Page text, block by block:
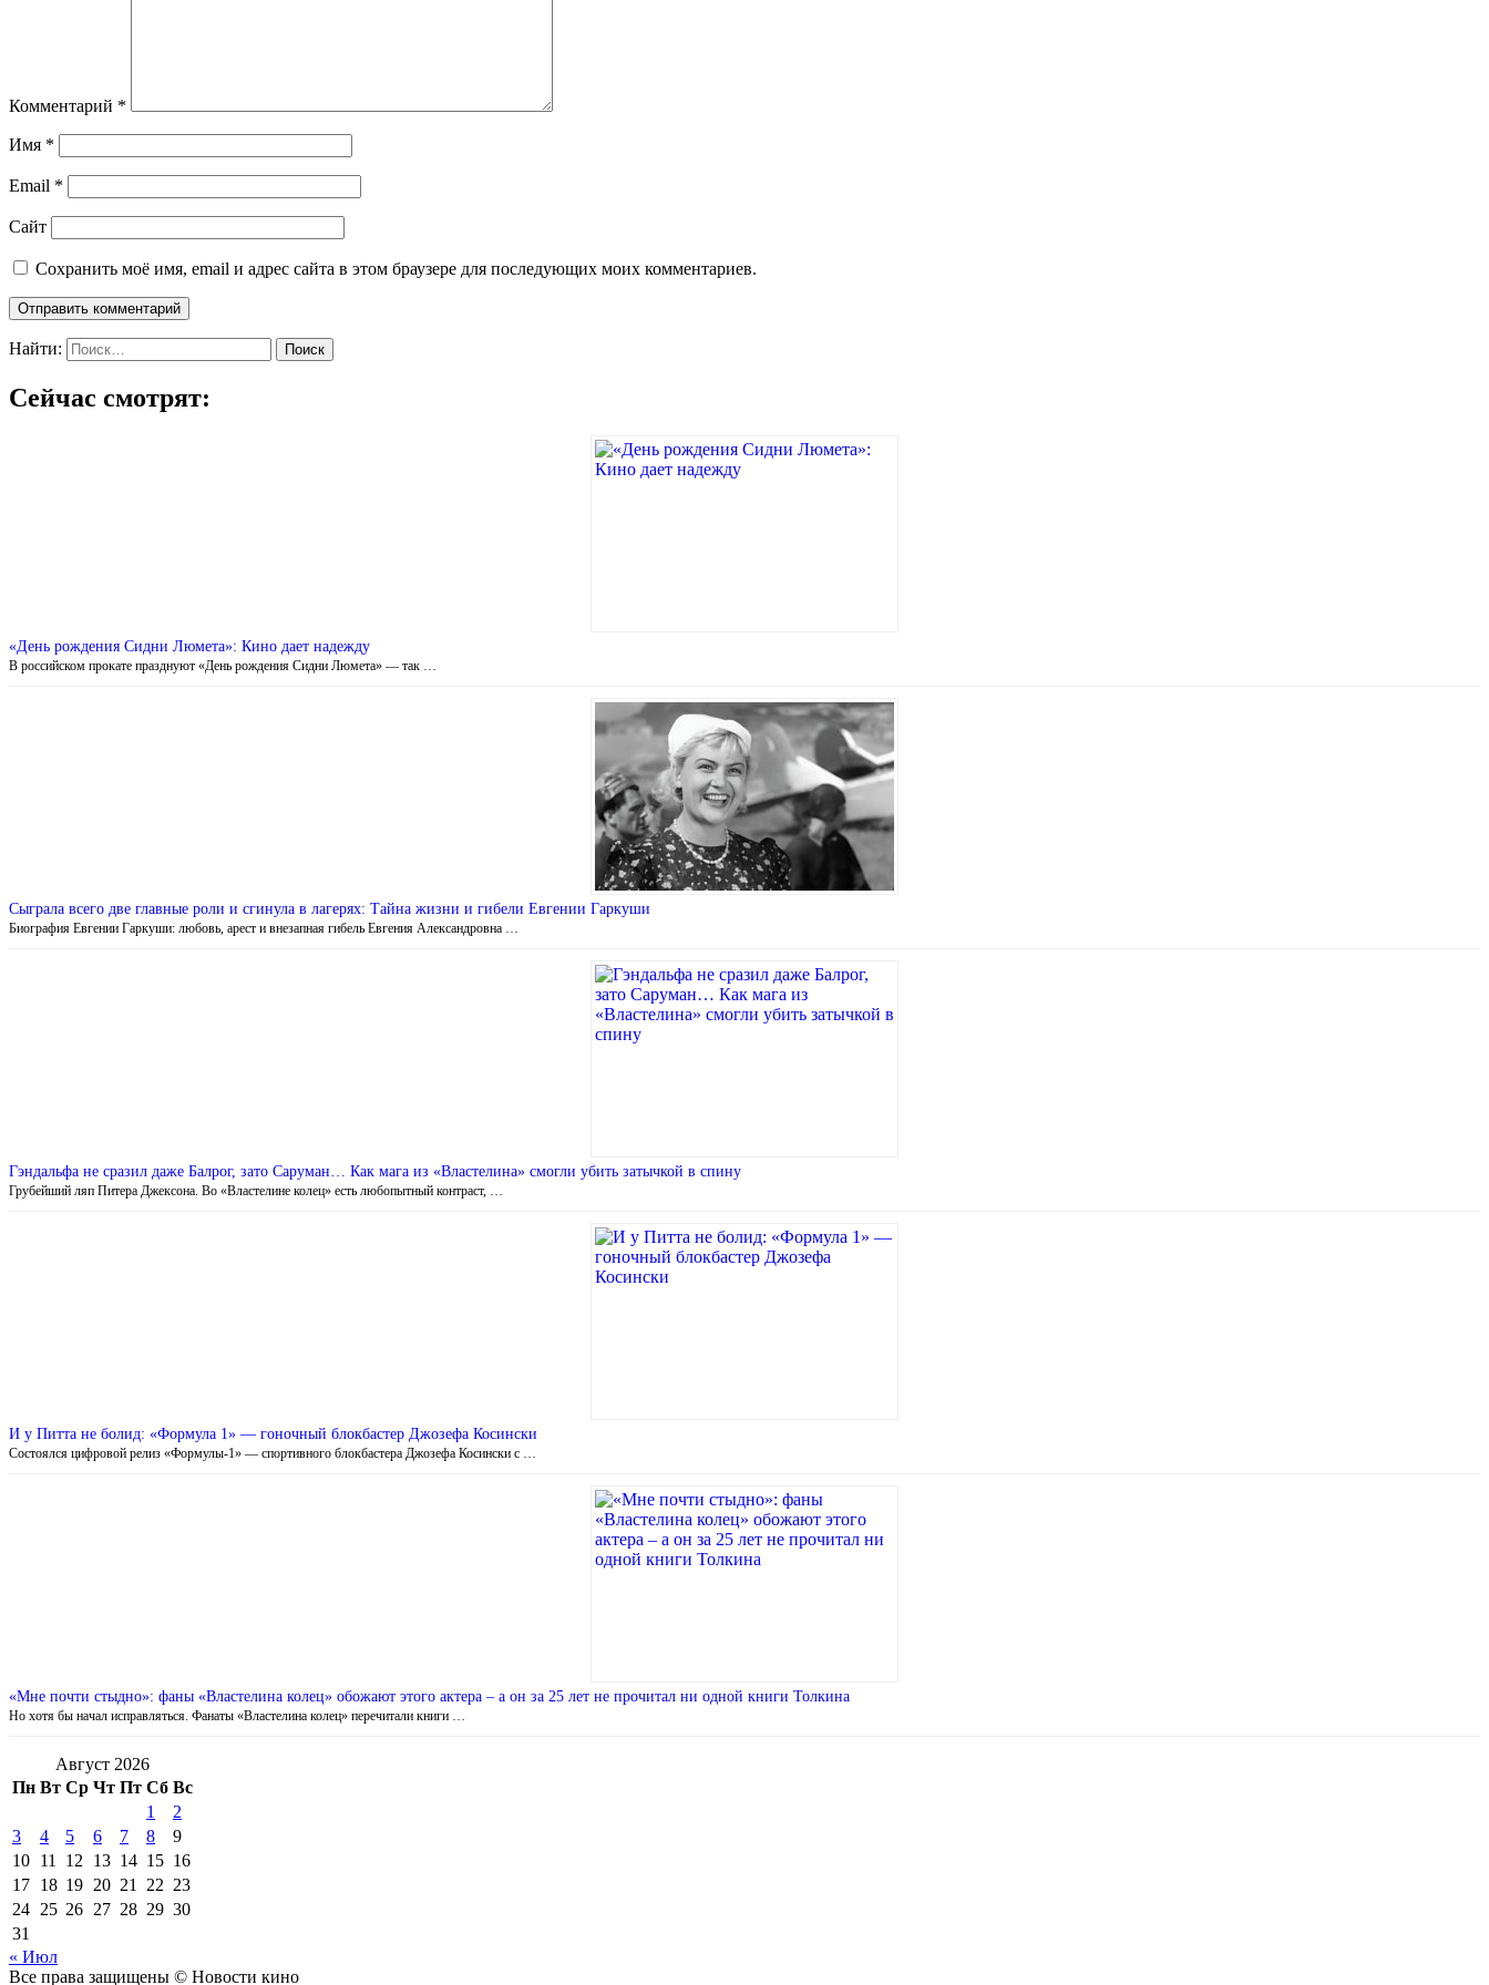
Комментарий *
Имя *
Email *
Сайт
Сохранить моё имя, email и адрес сайта в этом браузере для последующих моих комментариев.
Найти:
Сейчас смотрят:
«День рождения Сидни Люмета»: Кино дает надежду
В российском прокате празднуют «День рождения Сидни Люмета» — так …
Сыграла всего две главные роли и сгинула в лагерях: Тайна жизни и гибели Евгении Гаркуши
Биография Евгении Гаркуши: любовь, арест и внезапная гибель Евгения Александровна …
Гэндальфа не сразил даже Балрог, зато Саруман… Как мага из «Властелина» смогли убить затычкой в спину
Грубейший ляп Питера Джексона. Во «Властелине колец» есть любопытный контраст, …
И у Питта не болид: «Формула 1» — гоночный блокбастер Джозефа Косински
Состоялся цифровой релиз «Формулы-1» — спортивного блокбастера Джозефа Косински с …
«Мне почти стыдно»: фаны «Властелина колец» обожают этого актера – а он за 25 лет не прочитал ни одной книги Толкина
Но хотя бы начал исправляться. Фанаты «Властелина колец» перечитали книги …
Август 2026
Пн Вт Ср Чт Пт Сб Вс
1
2
3
4 5 6 7 8
9
10 11 12 13 14 15 16
17 18 19 20 21 22 23
24 25 26 27 28 29 30
31
« Июл
Все права защищены © Новости кино